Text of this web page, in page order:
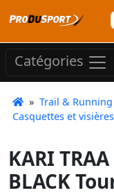
Catégories
» Trail & Running
Casquettes et visières
KARI TRAA
BLACK